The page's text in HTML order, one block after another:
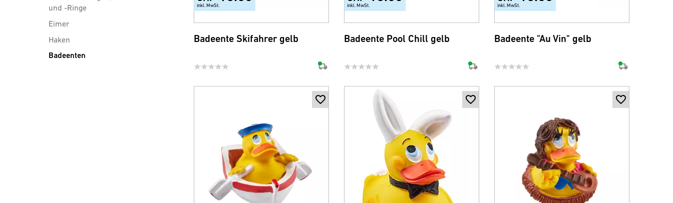
und -Ringe
Eimer
Haken
Badeenten
inkl. MwSt.
Badeente Skifahrer gelb
inkl. MwSt.
Badeente Pool Chill gelb
inkl. MwSt.
Badeente "Au Vin" gelb